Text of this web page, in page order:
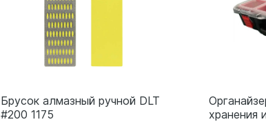
Брусок алмазный ручной DLT
#200 1175
хранения